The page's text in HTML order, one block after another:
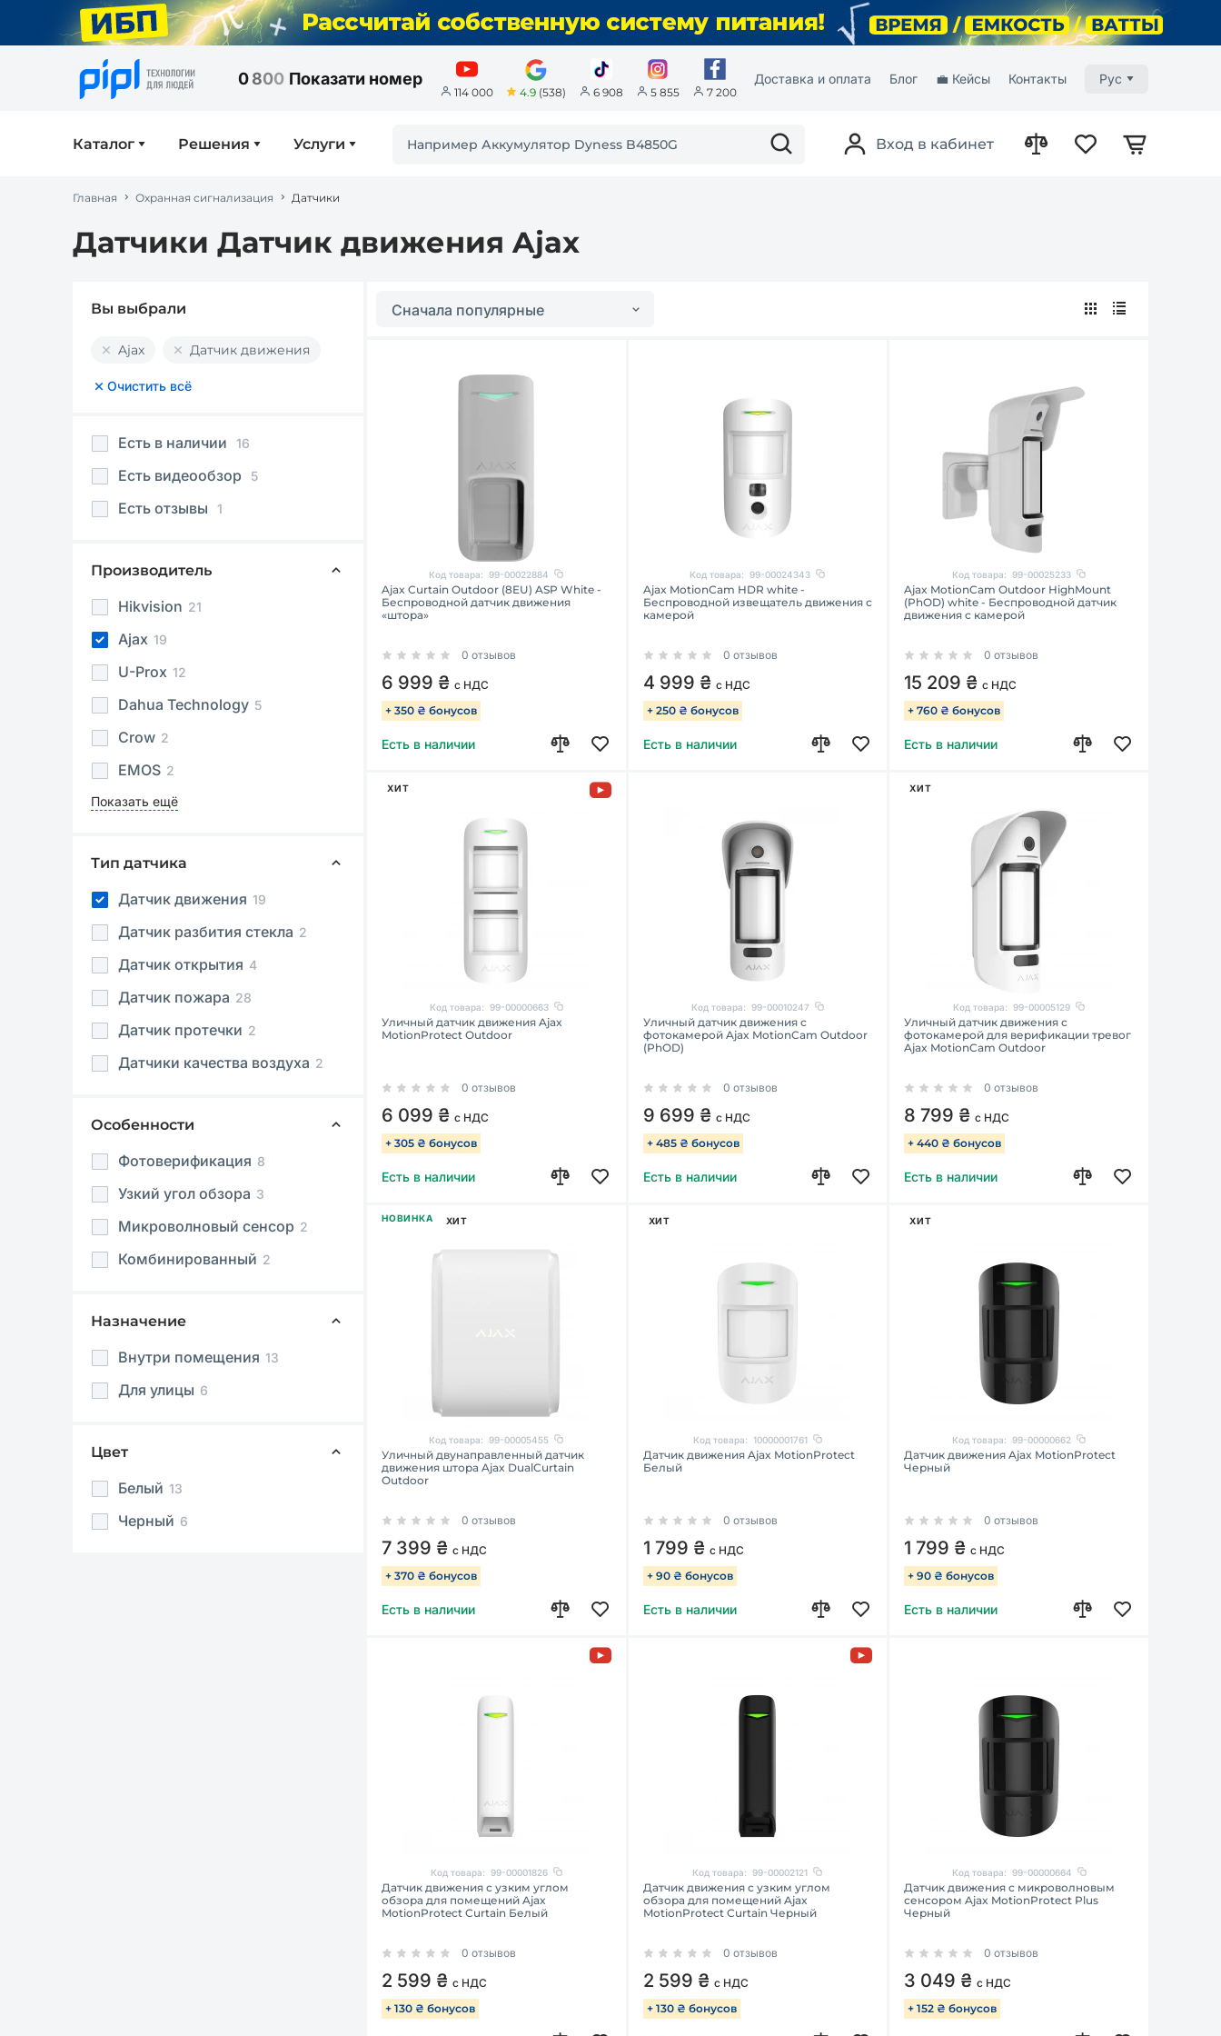
0800 Показати номер
114 000 4.9 (538) 6 908 5 855 7 200
Доставка и оплата Блог 💼 Кейсы Контакты Рус
Каталог Решения Услуги Вход в кабинет
Главная Охранная сигнализация Датчики
Датчики Датчик движения Ajax
Вы выбрали
Ajax Датчик движения
Очистить всё
Есть в наличии 16
Есть видеообзор 5
Есть отзывы 1
Производитель
Hikvision 21
Ajax 19
U-Prox 12
Dahua Technology 5
Crow 2
EMOS 2
Показать ещё
Тип датчика
Датчик движения 19
Датчик разбития стекла 2
Датчик открытия 4
Датчик пожара 28
Датчик протечки 2
Датчики качества воздуха 2
Особенности
Фотоверификация 8
Узкий угол обзора 3
Микроволновый сенсор 2
Комбинированный 2
Назначение
Внутри помещения 13
Для улицы 6
Цвет
Белый 13
Черный 6
Сначала популярные
Код товара: 99-00022884
Ajax Curtain Outdoor (8EU) ASP White -
Беспроводной датчик движения
«штора»
0 отзывов
6 999 ₴ с НДС
+ 350 ₴ бонусов
Есть в наличии
Код товара: 99-00024343
Ajax MotionCam HDR white -
Беспроводной извещатель движения с
камерой
0 отзывов
4 999 ₴ с НДС
+ 250 ₴ бонусов
Есть в наличии
Код товара: 99-00025233
Ajax MotionCam Outdoor HighMount
(PhOD) white - Беспроводной датчик
движения с камерой
0 отзывов
15 209 ₴с НДС
+ 760 ₴ бонусов
Есть в наличии
ХИТ
Код товара: 99-00000663
Уличный датчик движения Ajax
MotionProtect Outdoor
0 отзывов
6 099 ₴ с НДС
+ 305 ₴ бонусов
Есть в наличии
Код товара: 99-00010247
Уличный датчик движения с
фотокамерой Ajax MotionCam Outdoor
(PhOD)
0 отзывов
9 699 ₴ с НДС
+ 485 ₴ бонусов
Есть в наличии
ХИТ
Код товара: 99-00005129
Уличный датчик движения с
фотокамерой для верификации тревог
Ajax MotionCam Outdoor
0 отзывов
8 799 ₴с НДС
+ 440 ₴ бонусов
Есть в наличии
НОВИНКА ХИТ
Код товара: 99-00005455
Уличный двунаправленный датчик
движения штора Ajax DualCurtain
Outdoor
0 отзывов
7 399 ₴ с НДС
+ 370 ₴ бонусов
Есть в наличии
ХИТ
Код товара: 10000001761
Датчик движения Ajax MotionProtect
Белый
0 отзывов
1 799 ₴ с НДС
+ 90 ₴ бонусов
Есть в наличии
ХИТ
Код товара: 99-00000662
Датчик движения Ajax MotionProtect
Черный
0 отзывов
1 799 ₴с НДС
+ 90 ₴ бонусов
Есть в наличии
Код товара: 99-00001826
Датчик движения с узким углом
обзора для помещений Ajax
MotionProtect Curtain Белый
0 отзывов
2 599 ₴ с НДС
+ 130 ₴ бонусов
Код товара: 99-00002121
Датчик движения с узким углом
обзора для помещений Ajax
MotionProtect Curtain Черный
0 отзывов
2 599 ₴ с НДС
+ 130 ₴ бонусов
Код товара: 99-00000664
Датчик движения с микроволновым
сенсором Ajax MotionProtect Plus
Черный
0 отзывов
3 049 ₴с НДС
+ 152 ₴ бонусов